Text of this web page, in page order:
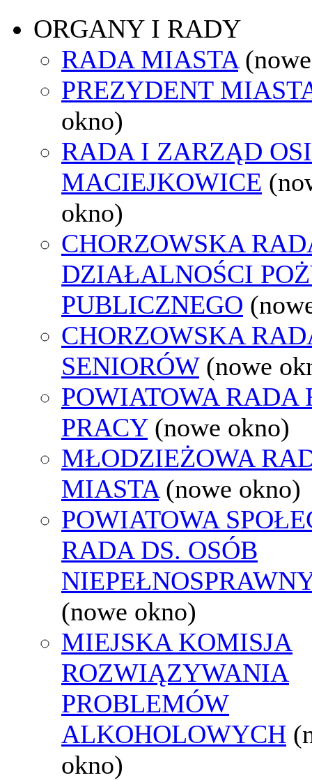
ORGANY I RADY
RADA MIASTA
PREZYDENT
okno)
RADA I ZARZĄD
MACIEJKOWICE
okno)
CHORZOWSKA
DZIAŁALNOŚCI
PUBLICZNEGO
CHORZOWSKA
SENIORÓW (nowe
POWIATOWA RADA
PRACY (nowe okno)
MŁODZIEŻOWA
MIASTA (nowe okno)
POWIATOWA
RADA DS. OSÓB
(nowe okno)
MIEJSKA KOMISJA
ROZWIĄZYWANIA
PROBLEMÓW
ALKOHOLOWYCH
okno)